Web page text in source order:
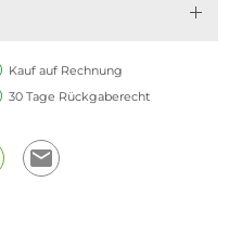
Kauf auf Rechnung
30 Tage Rückgaberecht